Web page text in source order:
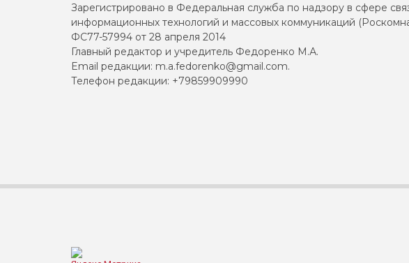
Зарегистрировано в Федеральная служба по надзору в сфере
информационных технологий и массовых коммуникаций
ФС77-57994 от 28 апреля 2014
Главный редактор и учредитель Федоренко М.А.
Email редакции: m.a.fedorenko@gmail.com.
Телефон редакции: +79859909990